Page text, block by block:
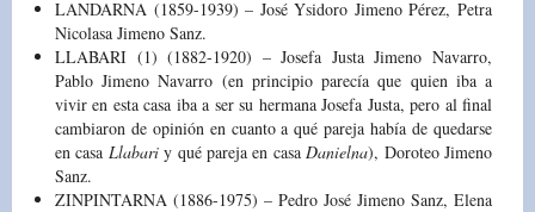
LANDARNA (1859-1939) – José Ysidoro Jimeno Pérez, Petra
Nicolasa Jimeno Sanz.
LLABARI (1) (1882-1920) – Josefa Justa Jimeno Navarro,
Pablo Jimeno Navarro (en principio parecía que quien iba a
vivir en esta casa iba a ser su hermana Josefa Justa, pero al final
cambiaron de opinión en cuanto a qué pareja había de quedarse
en casa Llabariy qué pareja en casaDanielna), Doroteo Jimeno
Sanz.
ZINPINTARNA (1886-1975) – Pedro José Jimeno Sanz, Elena